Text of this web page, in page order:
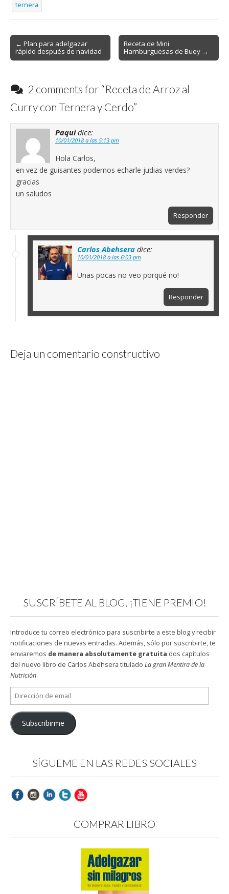
ternera
Post
navigation
← Plan para adelgazar
rápido después de navidad
Receta de Mini
Hamburguesas de Buey →
2 comments for “Receta de Arroz al
Curry con Ternera y Cerdo”
Paqui dice:
10/01/2018 a las 5:13 pm
Hola Carlos,
en vez de guisantes podemos echarle judias verdes?
gracias
un saludos
Responder
Carlos Abehsera dice:
10/01/2018 a las 6:03 pm
Unas pocas no veo porqué no!
Responder
Deja un comentario constructivo
SUSCRÍBETE AL BLOG, ¡TIENE PREMIO!
Introduce tu correo electrónico para suscribirte a este blog y recibir
notificaciones de nuevas entradas. Además, sólo por suscribirte, te
enviaremos de manera absolutamente gratuita dos capítulos
del nuevo libro de Carlos Abehsera titulado La gran Mentira de la
Nutrición.
Dirección
de
email
Subscribirme
SÍGUEME EN LAS REDES SOCIALES
COMPRAR LIBRO